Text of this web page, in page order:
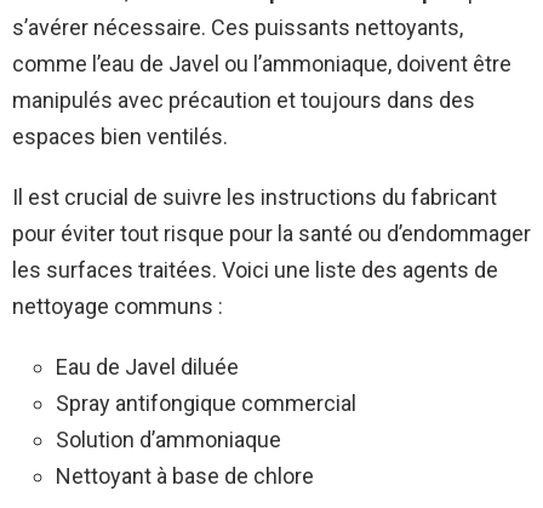
s’avérer nécessaire. Ces puissants nettoyants,
comme l’eau de Javel ou l’ammoniaque, doivent être
manipulés avec précaution et toujours dans des
espaces bien ventilés.
Il est crucial de suivre les instructions du fabricant
pour éviter tout risque pour la santé ou d’endommager
les surfaces traitées. Voici une liste des agents de
nettoyage communs :
Eau de Javel diluée
Spray antifongique commercial
Solution d’ammoniaque
Nettoyant à base de chlore